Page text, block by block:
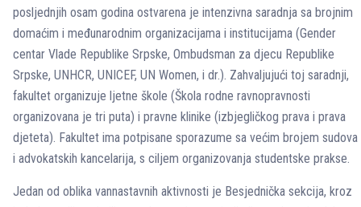
posljednjih osam godina ostvarena je intenzivna saradnja sa brojnim
domaćim i međunarodnim organizacijama i institucijama (Gender
centar Vlade Republike Srpske, Ombudsman za djecu Republike
Srpske, UNHCR, UNICEF, UN Women, i dr.). Zahvaljujući toj saradnji,
fakultet organizuje ljetne škole (Škola rodne ravnopravnosti
organizovana je tri puta) i pravne klinike (izbjegličkog prava i prava
djeteta). Fakultet ima potpisane sporazume sa većim brojem sudova
i advokatskih kancelarija, s ciljem organizovanja studentske prakse.
Jedan od oblika vannastavnih aktivnosti je Besjednička sekcija, kroz